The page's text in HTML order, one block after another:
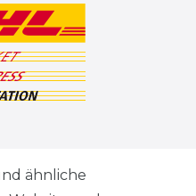
ähnliche